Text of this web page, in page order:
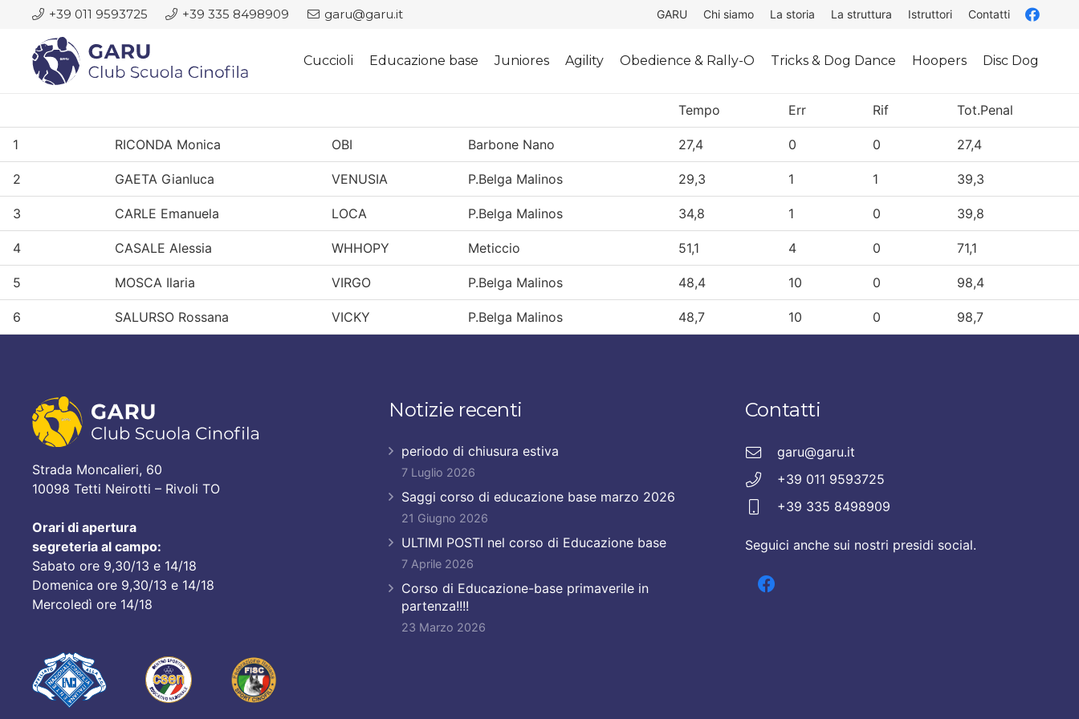
+39 011 9593725 +39 335 8498909 garu@garu.it GARU Chi siamo La storia La struttura Istruttori Contatti
Cuccioli Educazione base Juniores Agility Obedience & Rally-O Tricks & Dog Dance Hoopers Disc Dog
Tempo Err Rif Tot.Penal
1 RICONDA Monica OBI Barbone Nano 27,4 0 0 27,4
2 GAETA Gianluca VENUSIA P.Belga Malinos 29,3 1 1 39,3
3 CARLE Emanuela LOCA P.Belga Malinos 34,8 1 0 39,8
4 CASALE Alessia WHHOPY Meticcio 51,1 4 0 71,1
5 MOSCA Ilaria VIRGO P.Belga Malinos 48,4 10 0 98,4
6 SALURSO Rossana VICKY P.Belga Malinos 48,7 10 0 98,7
Strada Moncalieri, 60
10098 Tetti Neirotti – Rivoli TO
Orari di apertura
segreteria al campo:
Sabato ore 9,30/13 e 14/18
Domenica ore 9,30/13 e 14/18
Mercoledì ore 14/18
Notizie recenti
periodo di chiusura estiva
7 Luglio 2026
Saggi corso di educazione base marzo 2026
21 Giugno 2026
ULTIMI POSTI nel corso di Educazione base
7 Aprile 2026
Corso di Educazione-base primaverile in
partenza!!!!
23 Marzo 2026
Contatti
garu@garu.it
+39 011 9593725
+39 335 8498909
Seguici anche sui nostri presidi social.